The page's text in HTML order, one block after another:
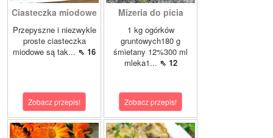
Ciasteczka miodowe
Przepyszne i niezwykle
proste ciasteczka
miodowe są tak... ⇖ 16
Zobacz przepis!
Mizeria do picia
1 kg ogórków
gruntowych180 g
śmietany 12%300 ml
mleka1... ⇖ 12
Zobacz przepis!